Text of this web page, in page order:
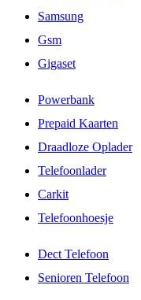
Samsung
Gsm
Gigaset
Powerbank
Prepaid Kaarten
Draadloze Oplader
Telefoonlader
Carkit
Telefoonhoesje
Dect Telefoon
Senioren Telefoon